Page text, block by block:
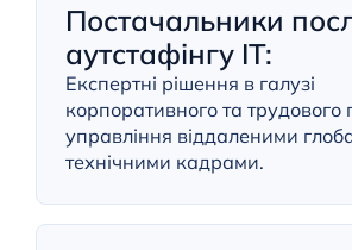
Постачальники
аутстафінгу ІТ:
Експертні рішення в галузі
корпоративного та трудового
управління віддаленими
технічними кадрами.